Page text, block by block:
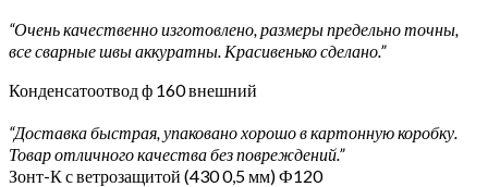
“Очень качественно изготовлено, размеры предельно точны,
все сварные швы аккуратны. Красивенько сделано.”
Конденсатоотвод ф 160 внешний
“Доставка быстрая, упаковано хорошо в картонную коробку.
Товар отличного качества без повреждений.”
Зонт-К с ветрозащитой (430 0,5 мм) Ф120